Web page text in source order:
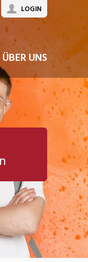
ÜBER UNS
LOGIN
JETZT BEWERBEN